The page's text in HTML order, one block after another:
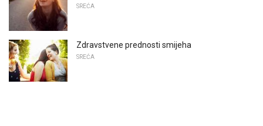
SREĆA
Zdravstvene prednosti smijeha
SREĆA